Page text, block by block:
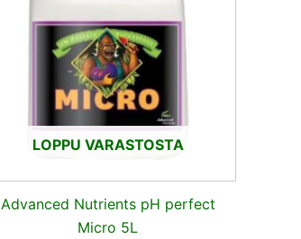
LOPPU VARASTOSTA
Advanced Nutrients pH perfect
Micro 5L